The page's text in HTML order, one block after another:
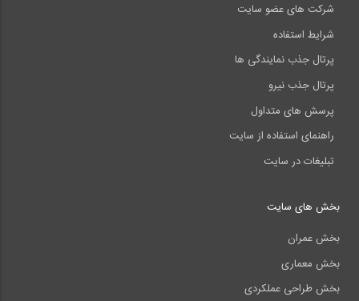
شرکت های عضو سایت
شرایط استفاده
پرتال جذب نمایندگی ها
پرتال جذب نیرو
پرسش های متداول
راهنمای استفاده از سایت
تبلیغات در سایت
بخش های سایت
بخش عمران
بخش معماری
بخش طراحی عملکردی